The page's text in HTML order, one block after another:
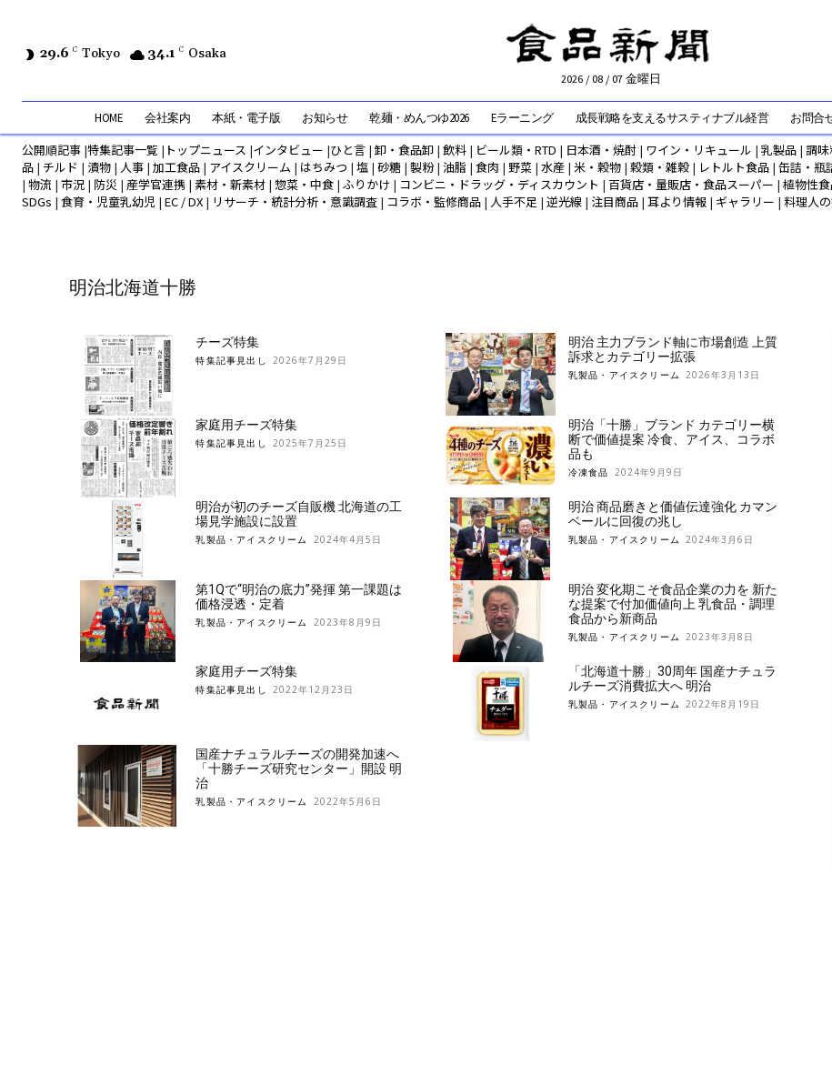
29.6 C Tokyo 34.1 C Osaka
2026 / 08 / 07 金曜日
HOME 会社案内 本紙・電子版 お知らせ 乾麺・めんつゆ2026 Eラーニング 成長戦略を支えるサスティナブル経営 お問合
公開順記事 |特集記事一覧 | トップニュース |インタビュー |ひと言 |卸・食品卸 | 飲料 | ビール類・RTD | 日本酒・焼酎 | ワイン・リキュール | 乳製品 | 調
品 | チルド | 漬物 | 人事 | 加工食品 | アイスクリーム | はちみつ | 塩 | 砂糖 | 製粉| 油脂 | 食肉 | 野菜 | 水産 | 米・穀物 | 穀類・雑穀 | レトルト食品 | 缶詰・瓶
| 物流 | 市況 | 防災 | 産学官連携 | 素材・新素材 | 惣菜・中食 | ふりかけ | コンビニ・ドラッグ・ディスカウント | 百貨店・量販店・食品スーパー | 植物性
SDGs | 食育・児童乳幼児 | EC / DX | リサーチ・統計分析・意識調査 | コラボ・監修商品 | 人手不足 | 逆光線 | 注目商品 | 耳より情報 | ギャラリー | 料理人
明治北海道十勝
チーズ特集
特集記事見出し 2026年7月29日
明治 主力ブランド軸に市場創造 上質
訴求とカテゴリー拡張
乳製品・アイスクリーム 2026年3月13日
家庭用チーズ特集
特集記事見出し 2025年7月25日
明治「十勝」ブランド カテゴリー横
断で価値提案 冷食、アイス、コラボ
品も
冷凍食品 2024年9月9日
明治が初のチーズ自販機 北海道の工
場見学施設に設置
乳製品・アイスクリーム 2024年4月5日
明治 商品磨きと価値伝達強化 カマン
ベールに回復の兆し
乳製品・アイスクリーム 2024年3月6日
第1Qで“明治の底力”発揮 第一課題は
価格浸透・定着
乳製品・アイスクリーム 2023年8月9日
明治 変化期こそ食品企業の力を 新た
な提案で付加価値向上 乳食品・調理
食品から新商品
乳製品・アイスクリーム 2023年3月8日
家庭用チーズ特集
特集記事見出し 2022年12月23日
「北海道十勝」30周年 国産ナチュラ
ルチーズ消費拡大へ 明治
乳製品・アイスクリーム 2022年8月19日
国産ナチュラルチーズの開発加速へ
「十勝チーズ研究センター」開設 明
治
乳製品・アイスクリーム 2022年5月6日